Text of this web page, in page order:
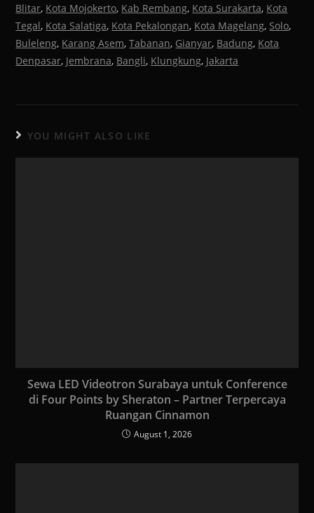
Blitar, Kota Mojokerto, Kab Rembang, Kota Surakarta, Kota
Tegal, Kota Salatiga, Kota Pekalongan, Kota Magelang, Solo,
Buleleng, Karang Asem,Tabanan, Gianyar, Badung, Kota
Denpasar, Jembrana, Bangli, Klungkung, Jakarta
YOU MIGHT ALSO LIKE
Sewa LED Videotron Surabaya untuk Conference
di Four Points by Sheraton – Partner Terpercaya
Ruangan Cinnamon
August 1, 2026